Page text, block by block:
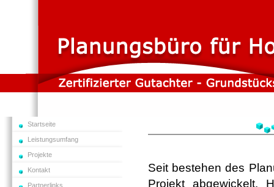
Startseite
Leistungsumfang
Projekte
Kontakt
Partnerlinks
Seit bestehen des
Projekt abgewickelt.